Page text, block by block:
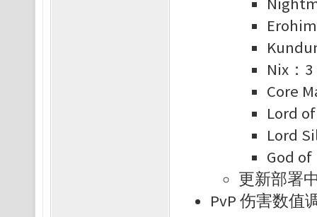
Nix：
Core
Lord
Lord
God
更新部署
PvP 伤害数值